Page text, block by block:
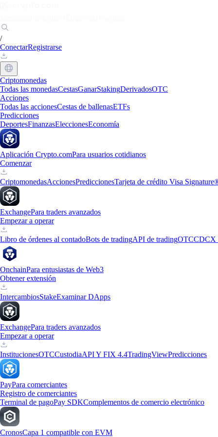
/
ConectarRegistrarse
Criptomonedas
Todas las monedasCestasGanarStakingDerivadosOTC
Acciones
Todas las accionesCestas de ballenasETFs
Predicciones
DeportesFinanzasEleccionesEconomía
Aplicación Crypto.comPara usuarios cotidianos
Comenzar
CriptomonedasAccionesPrediccionesTarjeta de crédito Visa
ExchangePara traders avanzados
Empezar a operar
Libro de órdenes al contadoBots de tradingAPI de tradingOTCCDCX
OnchainPara entusiastas de Web3
Obtener extensión
IntercambiosStakeExaminar DApps
ExchangePara traders avanzados
Empezar a operar
InstitucionesOTCCustodiaAPI Y FIX 4.4TradingViewPredicciones
PayPara comerciantes
Registro de comerciantes
Terminal de pagoPay SDKComplementos de comercio electrónico
CronosCapa 1 compatible con EVM